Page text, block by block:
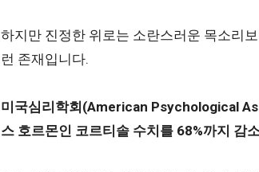
하지만 진정한 위로는 소란스러운 목소리
런 존재입니다.
미국심리학회(American Psychological
스 호르몬인 코르티솔 수치를 68%까지 감